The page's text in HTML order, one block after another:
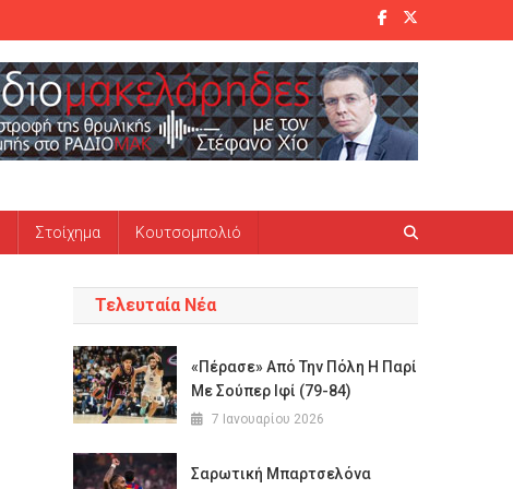
Στοίχημα Κουτσομπολιό
Τελευταία Νέα
«Πέρασε» Από Την Πόλη Η Παρί
Με Σούπερ Ιφί (79-84)
7 Ιανουαρίου 2026
Σαρωτική Μπαρτσελόνα